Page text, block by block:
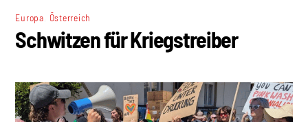
Europa Österreich
Schwitzen für Kriegstreiber